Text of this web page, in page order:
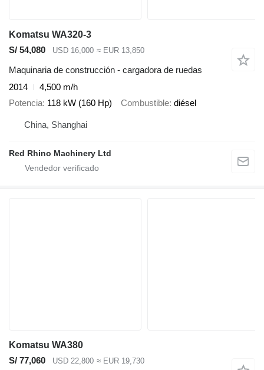
Komatsu WA320-3
S/ 54,080
USD 16,000 ≈ EUR 13,850
Maquinaria de construcción - cargadora de ruedas
2014
4,500 m/h
Potencia 118 kW (160 Hp) Combustible diésel
China, Shanghai
Red Rhino Machinery Ltd
Komatsu WA380
S/ 77,060
USD 22,800 ≈ EUR 19,730